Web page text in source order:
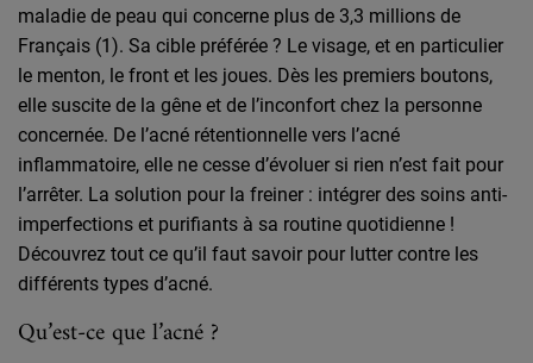
maladie de peau qui concerne plus de 3,3 millions de
Français (1). Sa cible préférée ? Le visage, et en particulier
le menton, le front et les joues. Dès les premiers boutons,
elle suscite de la gêne et de l’inconfort chez la personne
concernée. De l’acné rétentionnelle vers l’acné
inflammatoire, elle ne cesse d’évoluer si rien n’est fait pour
l’arrêter. La solution pour la freiner : intégrer des soins anti-
imperfections et purifiants à sa routine quotidienne !
Découvrez tout ce qu’il faut savoir pour lutter contre les
différents types d’acné.
Qu’est-ce que l’acné ?